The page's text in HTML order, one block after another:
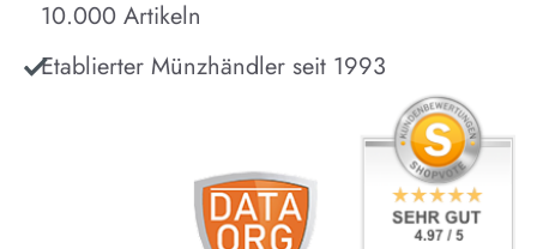
10.000 Artikeln
Etablierter Münzhändler seit 1993